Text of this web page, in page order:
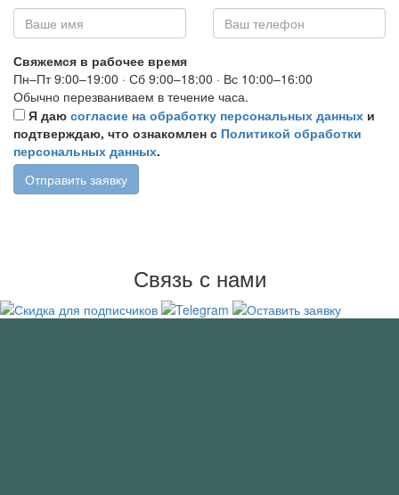
Свяжемся в рабочее время
Пн–Пт 9:00–19:00 · Сб 9:00–18:00 · Вс 10:00–16:00
Обычно перезваниваем в течение часа.
Я даю согласие на обработку персональных данных и
подтверждаю, что ознакомлен с Политикой обработки
персональных данных.
Отправить заявку
Связь с нами